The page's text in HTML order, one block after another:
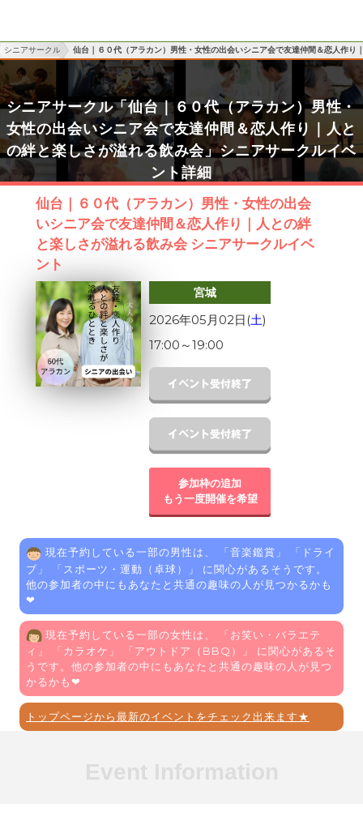
シニアサークル 仙台｜６０代（アラカン）男性・女性の出会いシニア会で友達仲間＆恋人作り
シニアサークル「仙台｜６０代（アラカン）男性・
女性の出会いシニア会で友達仲間＆恋人作り｜人と
の絆と楽しさが溢れる飲み会」シニアサークルイベ
ント詳細
仙台｜６０代（アラカン）男性・女性の出会
いシニア会で友達仲間＆恋人作り｜人との絆
と楽しさが溢れる飲み会 シニアサークルイベ
ント
宮城
2026年05月02日(土)
17:00 ～19:00
参加枠の追加
もう一度開催を希望
現在予約している一部の男性は、 「音楽鑑賞 」 「 ドライ
ブ 」 「 スポーツ・運動（卓球）
」 に関心があるそうです。
他の参加者の中にもあなたと共通の趣味の人が見つかるかも
❤
現在予約している一部の女性は、 「お笑い・バラエテ
ィ 」 「 カラオケ 」 「アウトドア（BBQ）
」 に関心があるそ
うです。他の参加者の中にもあなたと共通の趣味の人が見つ
かるかも❤
トップページから最新のイベントをチェック出来ます★